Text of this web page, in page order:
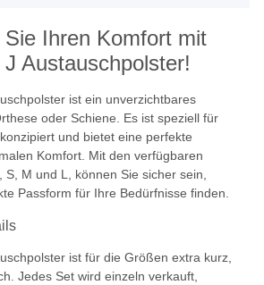
Ihren Komfort mit
Austauschpolster!
ist ein unverzichtbares
oder Schiene. Es ist speziell für
und bietet eine perfekte
Komfort. Mit den verfügbaren
M und L, können Sie sicher sein,
Passform für Ihre Bedürfnisse finden.
ist für die Größen extra kurz,
Jedes Set wird einzeln verkauft,